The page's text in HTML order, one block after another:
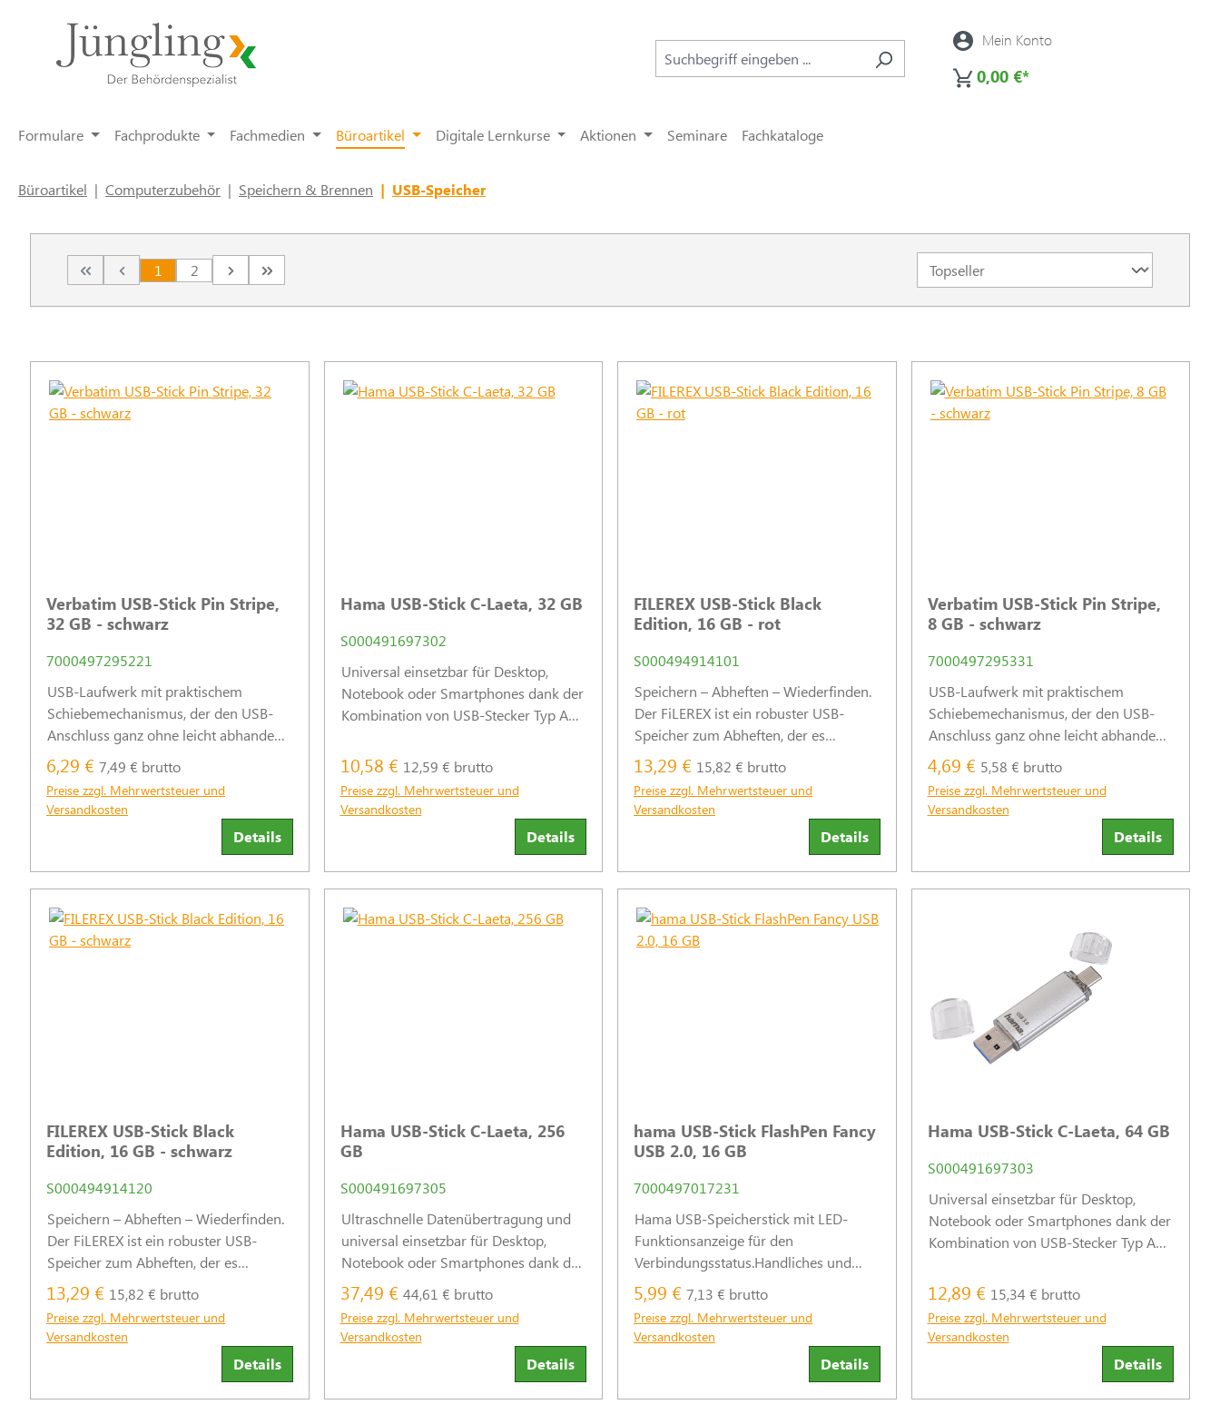
Zur Hauptnavigation springen
Mein Konto
0,00 €*
Formulare Fachprodukte Fachmedien Büroartikel Digitale Lernkurse Aktionen Seminare Fachkataloge
Büroartikel | Computerzubehör | Speichern & Brennen | USB-Speicher
Seite
1 Seite
2
Verbatim USB-Stick Pin Stripe,
32 GB - schwarz
7000497295221
USB-Laufwerk mit praktischem
Schiebemechanismus, der den USB-
Anschluss ganz ohne leicht abhanden
kommende Schutzkappe stets
zuverlässig schützt.
6,29 € 7,49 € brutto
Preise zzgl. Mehrwertsteuer und
Versandkosten
Details
Hama USB-Stick C-Laeta, 32 GB
S000491697302
Universal einsetzbar für Desktop,
Notebook oder Smartphones dank der
Kombination von USB-Stecker Typ A
10,58 € 12,59 € brutto
Preise zzgl. Mehrwertsteuer und
Versandkosten
Details
FILEREX USB-Stick Black
Edition, 16 GB - rot
S000494914101
Speichern – Abheften – Wiederfinden.
Der FiLEREX ist ein robuster USB-
Speicher zum Abheften, der es
ermöglicht, digitale Unterlagen direkt
bei gedruckten Dokumenten in dem
jeweiligen Ordner oder Hefter zu
archivieren. So verbindet er Papier und
13,29 € 15,82 € brutto
Preise zzgl. Mehrwertsteuer und
Versandkosten
Details
Verbatim USB-Stick Pin Stripe,
8 GB - schwarz
7000497295331
USB-Laufwerk mit praktischem
Schiebemechanismus, der den USB-
Anschluss ganz ohne leicht abhanden
kommende Schutzkappe stets
zuverlässig schützt.
4,69 € 5,58 € brutto
Preise zzgl. Mehrwertsteuer und
Versandkosten
Details
FILEREX USB-Stick Black
Edition, 16 GB - schwarz
S000494914120
Speichern – Abheften – Wiederfinden.
Der FiLEREX ist ein robuster USB-
Speicher zum Abheften, der es
ermöglicht, digitale Unterlagen direkt
bei gedruckten Dokumenten in dem
jeweiligen Ordner oder Hefter zu
archivieren. So verbindet er Papier und
13,29 € 15,82 € brutto
Preise zzgl. Mehrwertsteuer und
Versandkosten
Details
Hama USB-Stick C-Laeta, 256
GB
S000491697305
Ultraschnelle Datenübertragung und
universal einsetzbar für Desktop,
Notebook oder Smartphones dank der
Kombination von USB-Stecker Typ A
und USB-C-Stecker.
37,49 € 44,61 € brutto
Preise zzgl. Mehrwertsteuer und
Versandkosten
Details
hama USB-Stick FlashPen Fancy
USB 2.0, 16 GB
7000497017231
Hama USB-Speicherstick mit LED-
Funktionsanzeige für den
Verbindungsstatus.Handliches und
schnelles Wechselspeichermedium für
Endgeräte mit 2.0 USB-Schnittstelle.
5,99 € 7,13 € brutto
Preise zzgl. Mehrwertsteuer und
Versandkosten
Details
Hama USB-Stick C-Laeta, 64 GB
S000491697303
Universal einsetzbar für Desktop,
Notebook oder Smartphones dank der
Kombination von USB-Stecker Typ A
12,89 € 15,34 € brutto
Preise zzgl. Mehrwertsteuer und
Versandkosten
Details